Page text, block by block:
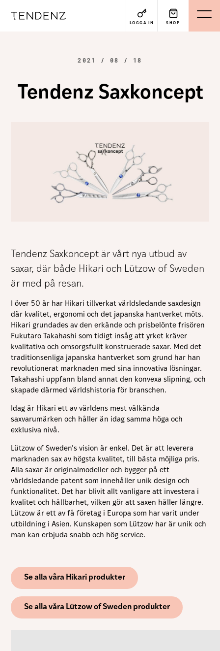
LOGGA IN SHOP
2021 / 08 / 18
Tendenz Saxkoncept
Tendenz Saxkoncept är vårt nya utbud av
saxar, där både Hikari och Lützow of Sweden
är med på resan.
I över 50 år har Hikari tillverkat världsledande saxdesign
där kvalitet, ergonomi och det japanska hantverket möts.
Hikari grundades av den erkände och prisbelönte frisören
Fukutaro Takahashi som tidigt insåg att yrket kräver
kvalitativa och omsorgsfullt konstruerade saxar. Med det
traditionsenliga japanska hantverket som grund har han
revolutionerat marknaden med sina innovativa lösningar.
Takahashi uppfann bland annat den konvexa slipning, och
skapade därmed världshistoria för branschen.
Idag är Hikari ett av världens mest välkända
saxvarumärken och håller än idag samma höga och
exklusiva nivå.
Lützow of Sweden’s vision är enkel. Det är att leverera
marknaden sax av högsta kvalitet, till bästa möjliga pris.
Alla saxar är originalmodeller och bygger på ett
världsledande patent som innehåller unik design och
funktionalitet. Det har blivit allt vanligare att investera i
kvalitet och hållbarhet, vilken gör att saxen håller längre.
Lützow är ett av få företag i Europa som har varit under
utbildning i Asien. Kunskapen som Lützow har är unik och
man kan erbjuda snabb och hög service.
Se alla våra Hikari produkter
Se alla våra Lützow of Sweden produkter
Nödvändiga
Dessa kakor
välja bort. De
behövs för att
hemsidan
över huvud
taget ska
fungera.
Statistik
förbättra
hemsidans
funktionalitet
och
uppbyggnad,
baserat på
hur hemsidan
används.
de här
kakorna
kommer viss
funktionalitet